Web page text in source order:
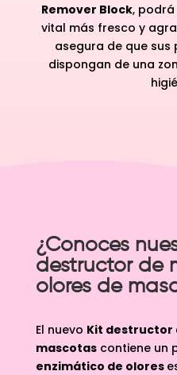
Remover Block,
vital más fresco y
asegura de que
dispongan de una
¿Conoces
destructor de
olores de
El nuevo Kit destructor
mascotascontiene un
enzimático de olores